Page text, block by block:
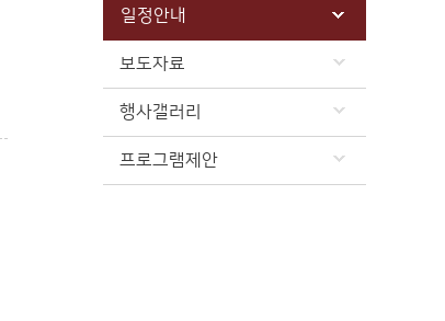
일정안내
보도자료
행사갤러리
프로그램제안